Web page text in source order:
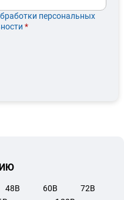
персональных
*
48В 60В 72В